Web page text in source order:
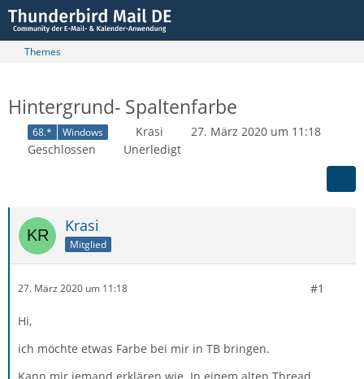
Themes
Hintergrund- Spaltenfarbe
68.* Windows Krasi
27. März 2020 um 11:18
Geschlossen
Unerledigt
Krasi
Mitglied
27. März 2020 um 11:18 #1
Hi,
ich möchte etwas Farbe bei mir in TB bringen.